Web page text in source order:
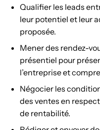
Qualifier les leads
leur potentiel et leur
proposée.
Mener des rendez-
présentiel pour
l’entreprise et
Négocier les
des ventes en
de rentabilité.